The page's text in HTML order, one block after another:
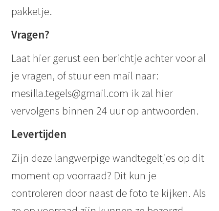
pakketje.
Vragen?
Laat hier gerust een berichtje achter voor al
je vragen, of stuur een mail naar:
mesilla.tegels@gmail.com ik zal hier
vervolgens binnen 24 uur op antwoorden.
Levertijden
Zijn deze langwerpige wandtegeltjes op dit
moment op voorraad? Dit kun je
controleren door naast de foto te kijken. Als